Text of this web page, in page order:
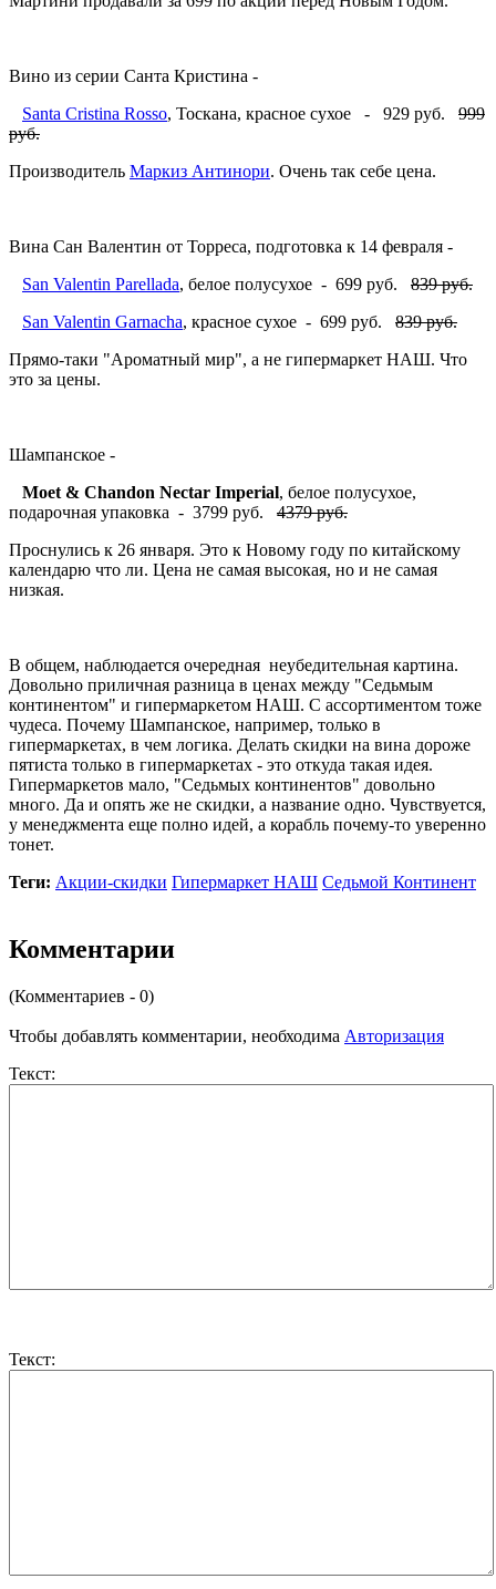
Вино из серии Санта Кристина -
Santa Cristina Rosso, Тоскана, красное сухое - 929 руб. 999
руб.
Производитель Маркиз Антинори. Очень так себе цена.
Вина Сан Валентин от Торреса, подготовка к 14 февраля -
San Valentin Parellada, белое полусухое - 699 руб. 839 руб.
San Valentin Garnacha, красное сухое - 699 руб. 839 руб.
Прямо-таки "Ароматный мир", а не гипермаркет НАШ. Что
это за цены.
Шампанское -
Moet & Chandon Nectar Imperial, белое полусухое,
подарочная упаковка - 3799 руб. 4379 руб.
Проснулись к 26 января. Это к Новому году по китайскому
календарю что ли. Цена не самая высокая, но и не самая
низкая.
В общем, наблюдается очередная неубедительная картина.
Довольно приличная разница в ценах между "Седьмым
континентом" и гипермаркетом НАШ. С ассортиментом тоже
чудеса. Почему Шампанское, например, только в
гипермаркетах, в чем логика. Делать скидки на вина дороже
пятиста только в гипермаркетах - это откуда такая идея.
Гипермаркетов мало, "Седьмых континентов" довольно
много. Да и опять же не скидки, а название одно. Чувствуется,
у менеджмента еще полно идей, а корабль почему-то уверенно
тонет.
Теги: Акции-скидки Гипермаркет НАШ Седьмой Континент
Комментарии
(Комментариев - 0)
Чтобы добавлять комментарии, необходима Авторизация
Текст:
Текст: